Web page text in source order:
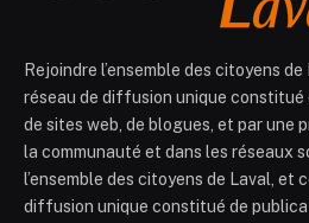
Rejoindre l’ensemble des citoyens
réseau de diffusion unique constitué
de sites web, de blogues, et par une
la communauté et dans les réseaux
l’ensemble des citoyens de Laval, et
diffusion unique constitué de